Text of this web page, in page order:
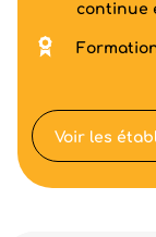
continue
Voir les